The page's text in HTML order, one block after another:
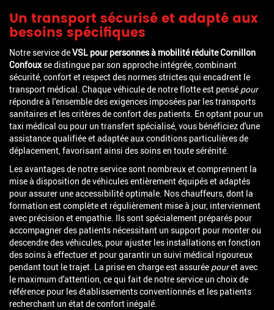
Un transport sécurisé et adapté aux
besoins spécifiques
Notre service deVSL pour personnes à mobilité réduite Cornillon
Confouxse distingue par son approche intégrée, combinant
sécurité, confort et respect des normes strictes qui encadrent le
transport médical. Chaque véhicule de notre flotte est pensé pour
répondre à l'ensemble des exigences imposées par les transports
sanitaires et les critères de confort des patients. En optant pour un
taxi médical ou pour un transfert spécialisé, vous bénéficiez d'une
assistance qualifiée et adaptée aux conditions particulières de
déplacement, favorisant ainsi des soins en toute sérénité.
Les avantages de notre service sont nombreux et comprennent la
mise à disposition de véhicules entièrement équipés et adaptés
pour assurer une accessibilité optimale. Nos chauffeurs, dont la
formation est complète et régulièrement mise à jour, interviennent
avec précision et empathie. Ils sont spécialement préparés pour
accompagner des patients nécessitant un support pour monter ou
descendre des véhicules, pour ajuster les installations en fonction
des soins à effectuer et pour garantir un suivi médical rigoureux
pendant tout le trajet. La prise en charge est assurée pouret avec
le maximum d'attention, ce qui fait de notre service un choix de
référence pour les établissements conventionnés et les patients
recherchant un état de confort inégalé.